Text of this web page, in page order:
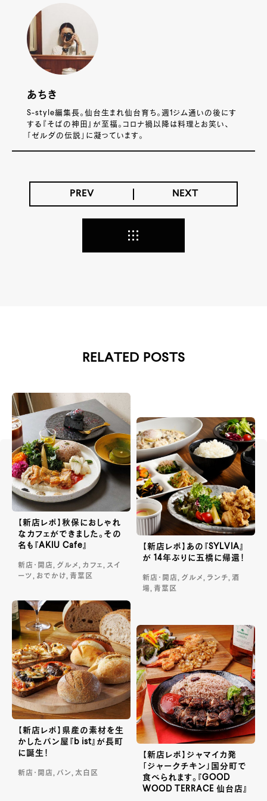
あちき
S-style編集長。仙台生まれ仙台育ち。週1ジム通いの後にす
する『そばの神田』が至福。コロナ禍以降は料理とお笑い、
「ゼルダの伝説」に凝っています。
PREV NEXT
RELATED POSTS
【新店レポ】秋保におしゃれ
なカフェができました。その
名も『AKIU Cafe』
新店・開店, グルメ, カフェ, スイ
ーツ, おでかけ, 青葉区
【新店レポ】あの『SYLVIA』
が 14年ぶりに五橋に帰還！
新店・開店, グルメ, ランチ, 酒
場, 青葉区
【新店レポ】県産の素材を生
かしたパン屋『b ist』が長町
に誕生！
新店・開店, パン, 太白区
【新店レポ】ジャマイカ発
「ジャークチキン」国分町で
食べられます。『GOOD
WOOD TERRACE 仙台店』